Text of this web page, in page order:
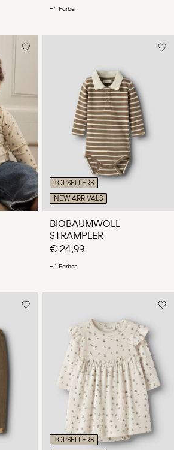
+ 1 Farben
TOPSELLERS
NEW ARRIVALS
BIOBAUMWOLL
STRAMPLER
€ 24,99
+ 1 Farben
TOPSELLERS